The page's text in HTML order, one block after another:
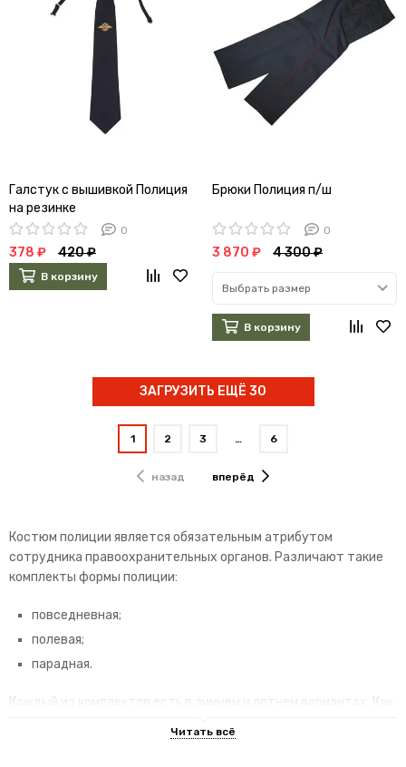
Галстук с вышивкой Полиция
на резинке
0
378 ₽ 420 ₽
В корзину
Брюки Полиция п/ш
0
3 870 ₽ 4 300 ₽
Выбрать размер
В корзину
ЗАГРУЗИТЬ ЕЩЁ 30
назад
1 2 3 … 6
вперёд
Костюм полиции является обязательным атрибутом
сотрудника правоохранительных органов. Различают такие
комплекты формы полиции:
повседневная;
полевая;
парадная.
Каждый из комплектов есть в зимнем и летнем вариантах. Как
мужская формы полицейских.